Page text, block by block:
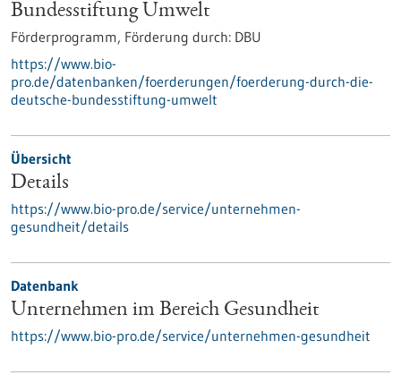
Bundesstiftung Umwelt
Förderprogramm, Förderung durch: DBU
https://www.bio-
pro.de/datenbanken/foerderungen/foerderung-durch-die-
deutsche-bundesstiftung-umwelt
Übersicht
Details
https://www.bio-pro.de/service/unternehmen-
gesundheit/details
Datenbank
Unternehmen im Bereich Gesundheit
https://www.bio-pro.de/service/unternehmen-gesundheit